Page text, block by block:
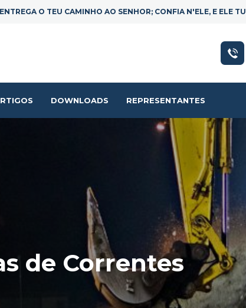
O TEU CAMINHO AO SENHOR; CONFIA N'ELE, E ELE
DOWNLOADS REPRESENTANTES
de Correntes